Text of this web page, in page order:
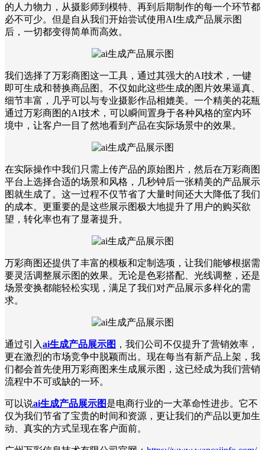
的人力物力，从摄影师到模特、再到后期制作的每一个环节都
必不可少。但是自从我们开始尝试使用AI生成产品展示图
后，一切都变得简单而高效。
我们选择了万彩商图这一工具，通过其强大的AI技术，一键
即可生成和替换商品图。不仅如此这些生成的图片效果逼真、
细节丰富，几乎可以与专业摄影作品相媲美。一个精美的花瓶
通过万彩商图的AI技术，可以瞬间置身于各种风格的室内环
境中，让客户一目了然地看到产品在实际场景中的效果。
在实际操作中我们只需上传产品的原始图片，然后在万彩商图
平台上选择合适的场景和风格，几秒钟后一张精美的产品展示
图就生成了。这一过程不仅节省了大量时间还大大降低了我们
的成本。更重要的是这些展示图极大地提升了用户的购买欲
望，转化率也有了显著提升。
万彩商图还提供了丰富的模板和定制选项，让我们能够根据需
要灵活调整展示图的效果。无论是色彩搭配、光线调整，还是
场景变换都能轻松实现，满足了我们对产品展示多样化的需
求。
通过引入ai生成产品展示图 ，我们公司不仅提升了营销效率，
更在激烈的市场竞争中脱颖而出。现在每当有新产品上架，我
们都会首先使用万彩商图来生成展示图，这已经成为我们营销
流程中不可或缺的一环。
可以说ai生成产品展示图是电商行业的一大革命性进步。它不
仅为我们节省了宝贵的时间和资源，更让我们的产品以更加生
动、真实的方式呈现在客户面前。